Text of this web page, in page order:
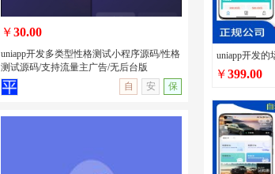
无演示
￥30.00
uniapp开发多类型性格测试小程序源码/性格
测试源码/支持流量主广告/无后台版
自
安 保
￥399.00